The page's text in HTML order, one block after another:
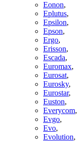
Eonon,
Eplutus,
Epsilon,
Epson,
Ergo,
Erisson,
Escada,
Euromax,
Eurosat,
Eurosky,
Eurostar,
Euston,
Everycom,
Evgo,
Evo,
Evolution,